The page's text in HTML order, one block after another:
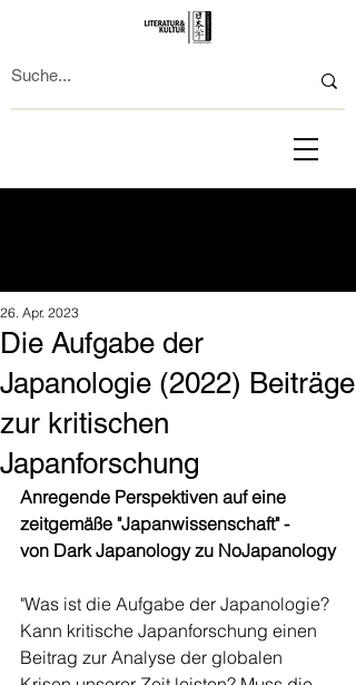
Die Aufgabe der
Japanologie (2022) Beiträge
zur kritischen
Japanforschung
26. Apr. 2023
Anregende Perspektiven auf eine
zeitgemäße "Japanwissenschaft" -
von Dark Japanology zu NoJapanology
"Was ist die Aufgabe der Japanologie?
Kann kritische Japanforschung einen
Beitrag zur Analyse der globalen